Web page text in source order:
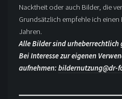
Nacktheit oder auch Bilder, die
Grundsätzlich empfehle ich einen
Jahren.
Alle Bilder sind urheberrechtlich
Bei Interesse zur eigenen
aufnehmen:bildernutzung@dr-